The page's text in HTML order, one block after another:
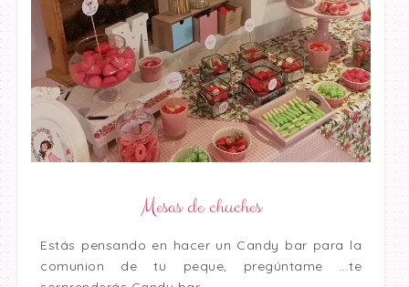
Mesas de chuches
Estás pensando en hacer un Candy bar para la
comunion de tu peque, pregúntame ...te